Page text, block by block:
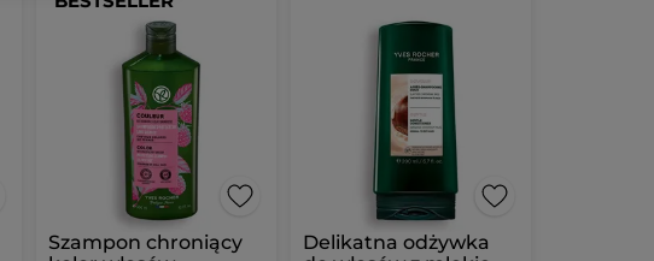
Szampon chroniący
Delikatna odżywka